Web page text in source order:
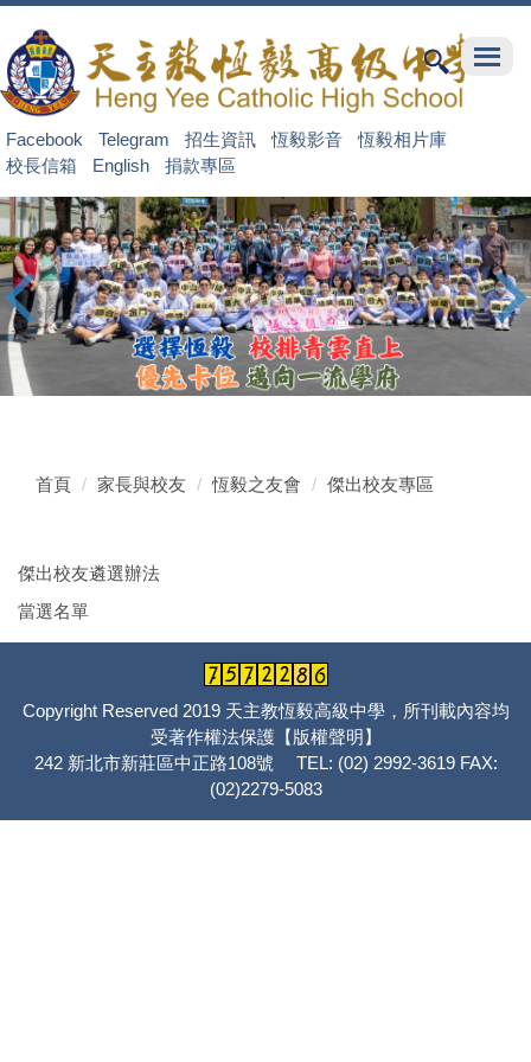
到
主
要
內
容
區
Facebook Telegram 招生資訊 恆毅影音
恆毅相片庫
校長信箱
English 捐款專區
首頁 家長與校友 恆毅之友會 傑出校友專區
傑出校友遴選辦法
當選名單
Copyright Reserved 2019 天主教恆毅高級中學，所刊載內容均
受著作權法保護【版權聲明】
242 新北市新莊區中正路108號 TEL: (02) 2992-3619 FAX:
(02)2279-5083